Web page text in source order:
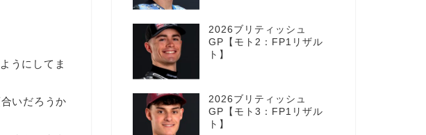
うにしてま
いだろうか
2026ブリティッシュ
GP【モト2：FP1リザル
ト】
2026ブリティッシュ
GP【モト3：FP1リザル
ト】